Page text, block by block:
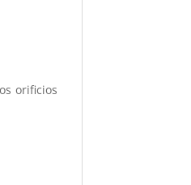
orificios